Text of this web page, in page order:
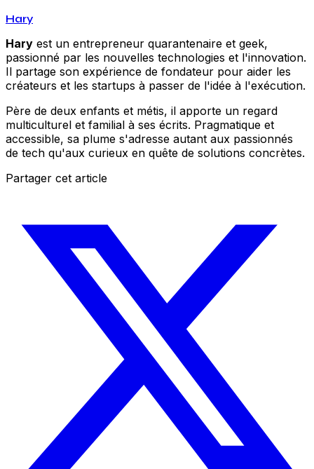
Hary
Hary est un entrepreneur quarantenaire et geek,
passionné par les nouvelles technologies et l'innovation.
Il partage son expérience de fondateur pour aider les
créateurs et les startups à passer de l'idée à l'exécution.
Père de deux enfants et métis, il apporte un regard
multiculturel et familial à ses écrits. Pragmatique et
accessible, sa plume s'adresse autant aux passionnés
de tech qu'aux curieux en quête de solutions concrètes.
Partager cet article